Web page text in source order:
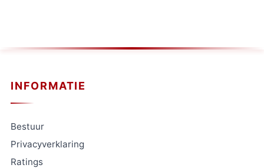
INFORMATIE
Bestuur
Privacyverklaring
Ratings